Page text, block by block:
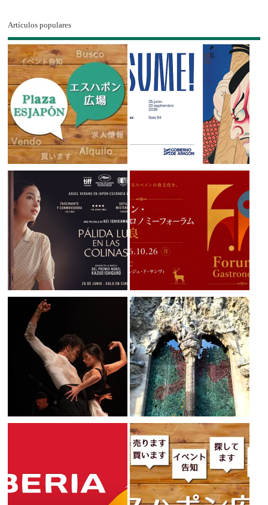
Artículos populares